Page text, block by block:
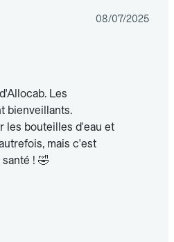
08/07/2025
Les
bienveillants.
les bouteilles d'eau et
mais c'est
! 🤣